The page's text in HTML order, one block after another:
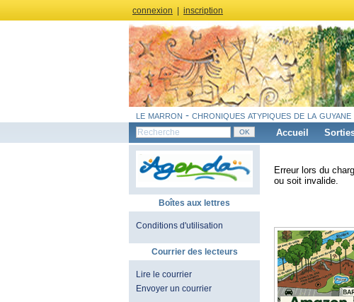
connexion inscription
le marron - chroniques atypiques de la
Accueil
Boîtes aux lettres
Conditions d'utilisation
Courrier des lecteurs
Lire le courrier
Envoyer un courrier
Erreur lors du
ou soit invalide.